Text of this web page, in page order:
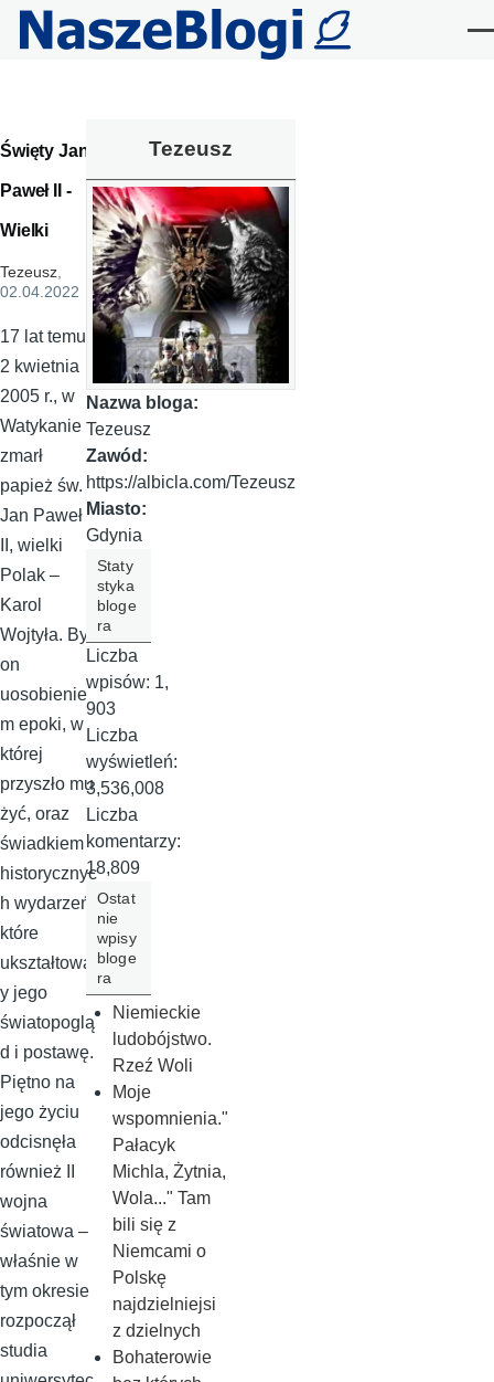
Przejdź do treści
Święty Jan
Paweł II -
Wielki
Tezeusz,
02.04.2022
17 lat temu,
2 kwietnia
2005 r., w
Watykanie
zmarł
papież św.
Jan Paweł
II, wielki
Polak –
Karol
Wojtyła. Był
on
uosobienie
m epoki, w
której
przyszło mu
żyć, oraz
świadkiem
historycznyc
h wydarzeń,
które
ukształtował
y jego
światopoglą
d i postawę.
Piętno na
jego życiu
odcisnęła
również II
wojna
światowa –
właśnie w
tym okresie
rozpoczął
studia
Tezeusz
Nazwa bloga:
Tezeusz
Zawód:
https://albicla.com/Tezeusz
Miasto:
Gdynia
Staty
styka
bloge
ra
Liczba
wpisów: 1,
903
Liczba
wyświetleń:
3,536,008
Liczba
komentarzy:
18,809
Ostat
nie
wpisy
bloge
ra
Niemieckie
ludobójstwo.
Rzeź Woli
Moje
wspomnienia."
Pałacyk
Michla, Żytnia,
Wola..." Tam
bili się z
Niemcami o
Polskę
najdzielniejsi
z dzielnych
Bohaterowie